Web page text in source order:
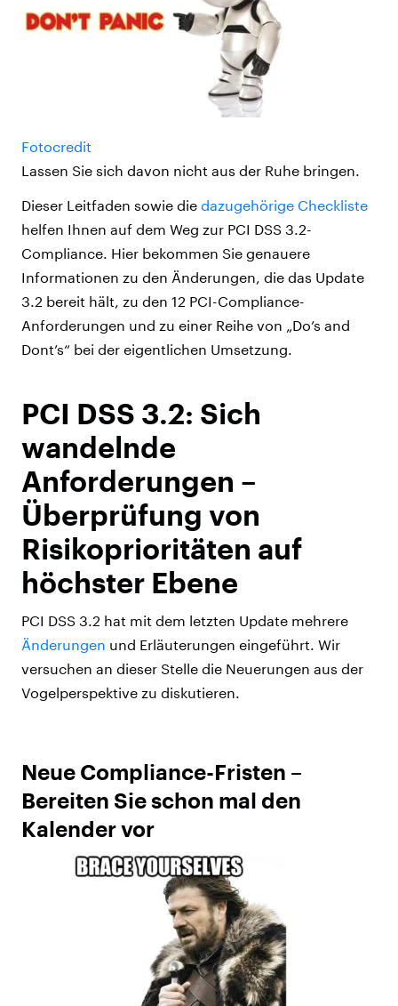
Fotocredit
Lassen Sie sich davon nicht aus der Ruhe bringen.
Dieser Leitfaden sowie die dazugehörige Checkliste
helfen Ihnen auf dem Weg zur PCI DSS 3.2-
Compliance. Hier bekommen Sie genauere
Informationen zu den Änderungen, die das Update
3.2 bereit hält, zu den 12 PCI-Compliance-
Anforderungen und zu einer Reihe von „Do’s and
Dont’s“ bei der eigentlichen Umsetzung.
PCI DSS 3.2: Sich
wandelnde
Anforderungen –
Überprüfung von
Risikoprioritäten auf
höchster Ebene
PCI DSS 3.2 hat mit dem letzten Update mehrere
Änderungen und Erläuterungen eingeführt. Wir
versuchen an dieser Stelle die Neuerungen aus der
Vogelperspektive zu diskutieren.
Neue Compliance-Fristen –
Bereiten Sie schon mal den
Kalender vor